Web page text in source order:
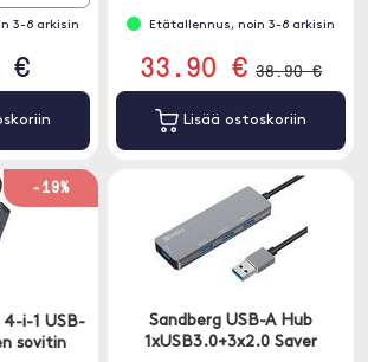
3-8 arkisin
€
Etätallennus, noin 3-8 arkisin
33.90 € 38.90 €
Lisää ostoskoriin
-19%
4-i-1 USB-
sovitin
Sandberg USB-A Hub
1xUSB3.0+3x2.0 Saver